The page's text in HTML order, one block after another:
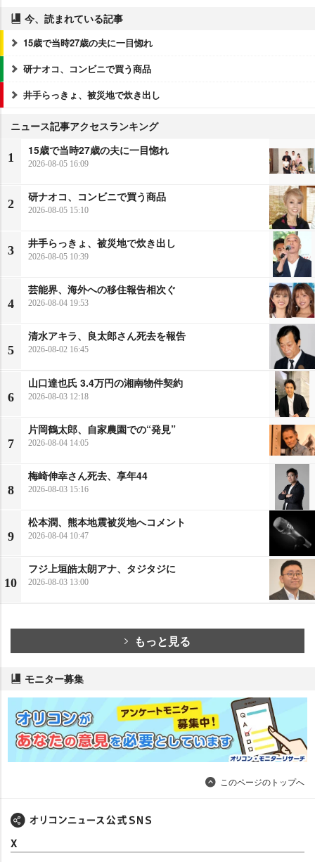
今、読まれている記事
15歳で当時27歳の夫に一目惚れ
研ナオコ、コンビニで買う商品
井手らっきょ、被災地で炊き出し
ニュース記事アクセスランキング
1
15歳で当時27歳の夫に一目惚れ
2026-08-05 16:09
2
研ナオコ、コンビニで買う商品
2026-08-05 15:10
3
井手らっきょ、被災地で炊き出し
2026-08-05 10:39
4
芸能界、海外への移住報告相次ぐ
2026-08-04 19:53
5
清水アキラ、良太郎さん死去を報告
2026-08-02 16:45
6
山口達也氏 3.4万円の湘南物件契約
2026-08-03 12:18
7
片岡鶴太郎、自家農園での“発見”
2026-08-04 14:05
8
梅崎伸幸さん死去、享年44
2026-08-03 15:16
9
松本潤、熊本地震被災地へコメント
2026-08-04 10:47
10
フジ上垣皓太朗アナ、タジタジに
2026-08-03 13:00
もっと見る
モニター募集
このページのトップへ
X